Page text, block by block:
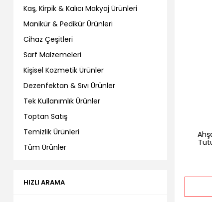
Kaş, Kirpik & Kalıcı Makyaj Ürünleri
Manikür & Pedikür Ürünleri
Cihaz Çeşitleri
Sarf Malzemeleri
Kişisel Kozmetik Ürünler
Dezenfektan & Sıvı Ürünler
Tek Kullanımlık Ürünler
Toptan Satış
Temizlik Ürünleri
Tüm Ürünler
HIZLI ARAMA